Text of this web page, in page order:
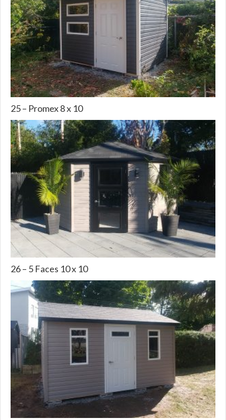
25 – Promex 8 x 10
26 – 5 Faces 10 x 10